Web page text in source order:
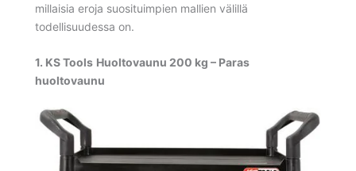
millaisia eroja suosituimpien mallien välillä
todellisuudessa on.
1. KS Tools Huoltovaunu 200 kg – Paras
huoltovaunu